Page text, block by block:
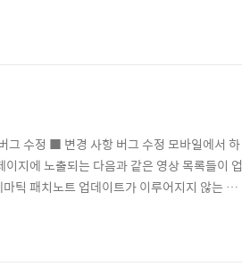
다. 이러한 문제로 개인정보처리방침 적용에
수정 ■ 변경 사항 버그 수정 모바일에서 하
지에 노출되는 다음과 같은 영상 목록들이 업
틱 패치노트 업데이트가 이루어지지 않는 오
바일에서 워크샵 목록에 존재하는 게시글들